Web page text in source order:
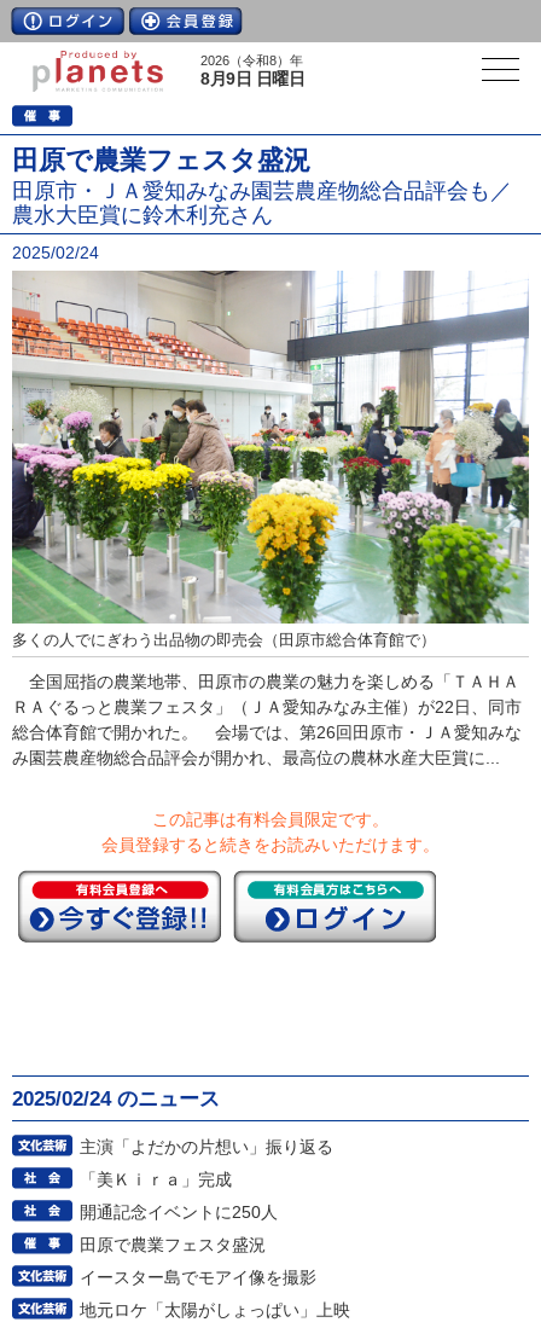
2026（令和8）年
8月9日 日曜日
田原で農業フェスタ盛況
田原市・ＪＡ愛知みなみ園芸農産物総合品評会も／
農水大臣賞に鈴木利充さん
2025/02/24
多くの人でにぎわう出品物の即売会（田原市総合体育館で）
全国屈指の農業地帯、田原市の農業の魅力を楽しめる「ＴＡＨＡ
ＲＡぐるっと農業フェスタ」（ＪＡ愛知みなみ主催）が22日、同市
総合体育館で開かれた。 会場では、第26回田原市・ＪＡ愛知みな
み園芸農産物総合品評会が開かれ、最高位の農林水産大臣賞に...
この記事は有料会員限定です。
会員登録すると続きをお読みいただけます。
2025/02/24 のニュース
主演「よだかの片想い」振り返る
「美Ｋｉｒａ」完成
開通記念イベントに250人
田原で農業フェスタ盛況
イースター島でモアイ像を撮影
地元ロケ「太陽がしょっぱい」上映